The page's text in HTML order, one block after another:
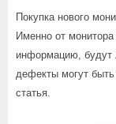
Покупка нового
Именно от
информацию, будут
дефекты могут быть
статья.